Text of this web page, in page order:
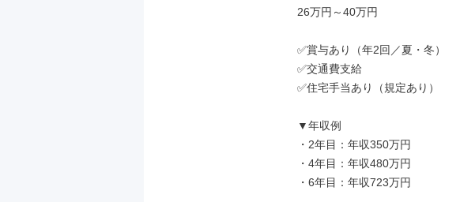
26万円～40万円
✅賞与あり（年2回／夏・冬）
✅交通費支給
✅住宅手当あり（規定あり）
▼年収例
・2年目：年収350万円
・4年目：年収480万円
・6年目：年収723万円